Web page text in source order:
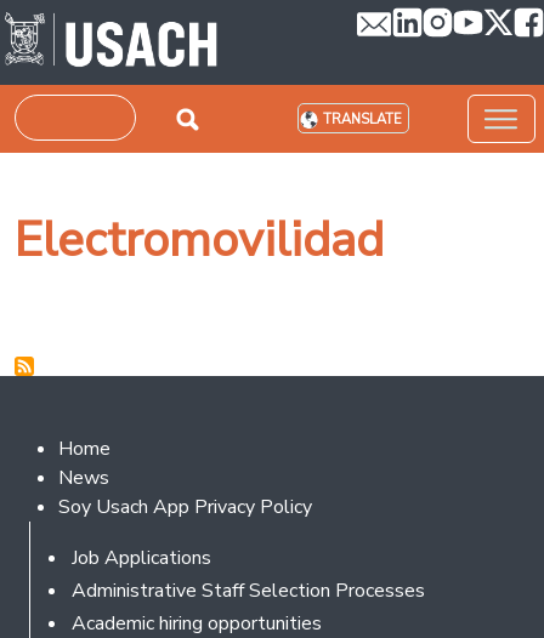
Skip to main content
Search TRANSLATE
Electromovilidad
Footer 2
Home
News
Soy Usach App Privacy Policy
Footer
Job Applications
Administrative Staff Selection Processes
Academic hiring opportunities